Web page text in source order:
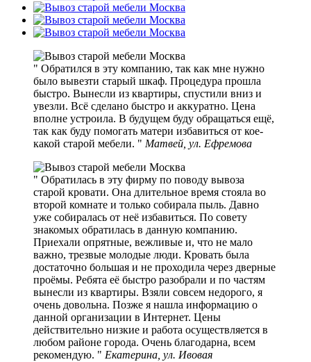
Обратился в эту компанию, так как мне нужно
было вывезти старый шкаф. Процедура прошла
быстро. Вынесли из квартиры, спустили вниз и
увезли. Всё сделано быстро и аккуратно. Цена
вполне устроила. В будущем буду обращаться ещё,
так как буду помогать матери избавиться от кое-
какой старой мебели.
Матвей, ул. Ефремова
Обратилась в эту фирму по поводу вывоза
старой кровати. Она длительное время стояла во
второй комнате и только собирала пыль. Давно
уже собиралась от неё избавиться. По совету
знакомых обратилась в данную компанию.
Приехали опрятные, вежливые и, что не мало
важно, трезвые молодые люди. Кровать была
достаточно большая и не проходила через дверные
проёмы. Ребята её быстро разобрали и по частям
вынесли из квартиры. Взяли совсем недорого, я
очень довольна. Позже я нашла информацию о
данной организации в Интернет. Цены
действительно низкие и работа осуществляется в
любом районе города. Очень благодарна, всем
рекомендую.
Екатерина, ул. Ивовая